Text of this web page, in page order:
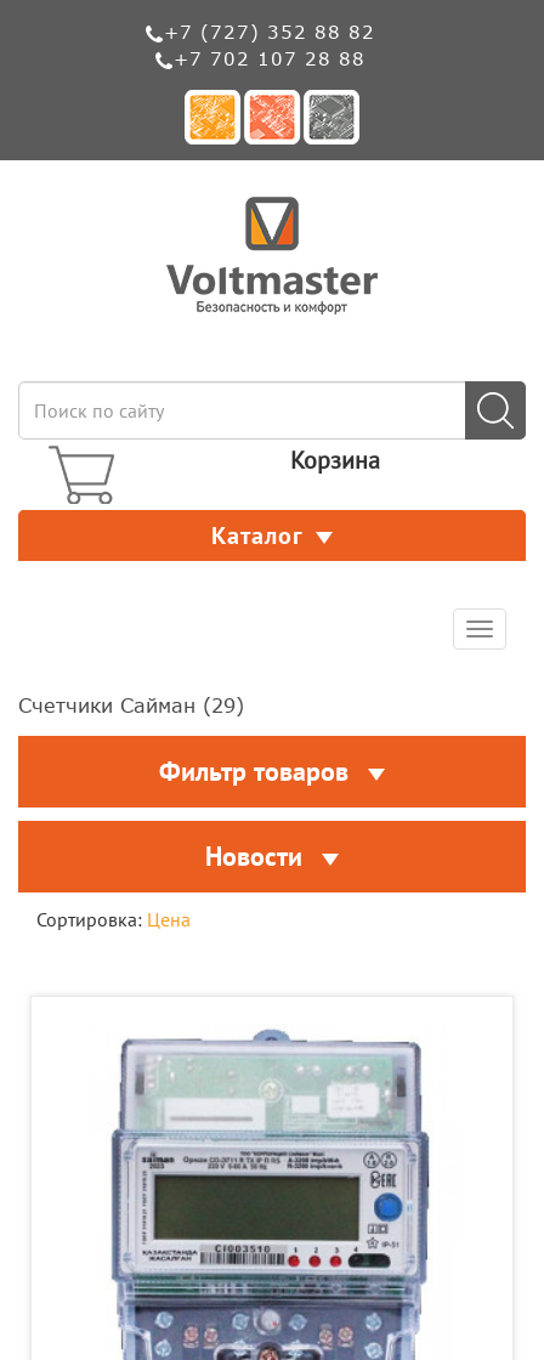
+7 (727) 352 88 82
+7 702 107 28 88
Корзина
Каталог
Toggle
Счетчики Сайман (29)
Фильтр товаров
Новости
Сортировка: Цена